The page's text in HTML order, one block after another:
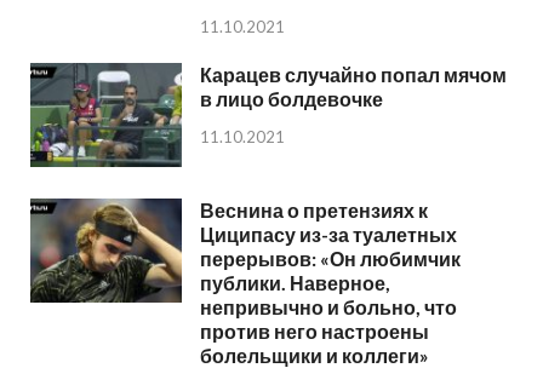
11.10.2021
Карацев случайно попал мячом
в лицо болдевочке
11.10.2021
Веснина о претензиях к
Циципасу из-за туалетных
перерывов: «Он любимчик
публики. Наверное,
непривычно и больно, что
против него настроены
болельщики и коллеги»